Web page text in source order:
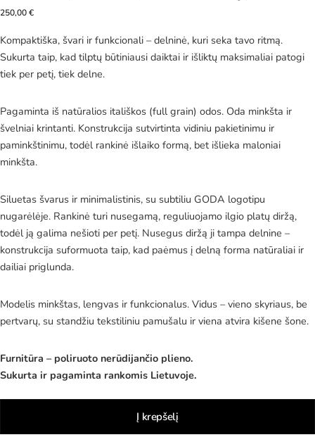
250,00€
Kompaktiška, švari ir funkcionali – delninė, kuri seka tavo ritmą.
Sukurta taip, kad tilptų būtiniausi daiktai ir išliktų maksimaliai patogi
tiek per petį, tiek delne.
Pagaminta iš natūralios itališkos (full grain) odos. Oda minkšta ir
švelniai krintanti. Konstrukcija sutvirtinta vidiniu pakietinimu ir
paminkštinimu, todėl rankinė išlaiko formą, bet išlieka maloniai
minkšta.
Siluetas švarus ir minimalistinis, su subtiliu GODA logotipu
nugarėlėje. Rankinė turi nusegamą, reguliuojamo ilgio platų diržą,
todėl ją galima nešioti per petį. Nusegus diržą ji tampa delnine –
konstrukcija suformuota taip, kad paėmus į delną forma natūraliai ir
dailiai priglunda.
Modelis minkštas, lengvas ir funkcionalus. Vidus – vieno skyriaus, be
pertvarų, su standžiu tekstiliniu pamušalu ir viena atvira kišene šone.
Furnitūra – poliruoto nerūdijančio plieno.
Sukurta ir pagaminta rankomis Lietuvoje.
Į krepšelį